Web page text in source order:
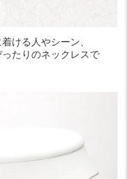
ける人やシーン、
たりのネックレスで